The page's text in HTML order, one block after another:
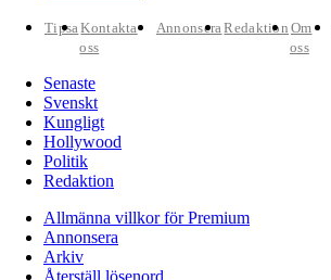
TipsaKontakta
oss
AnnonseraRedaktion Om
oss
Senaste
Svenskt
Kungligt
Hollywood
Politik
Redaktion
Allmänna villkor för Premium
Annonsera
Arkiv
Återställ lösenord